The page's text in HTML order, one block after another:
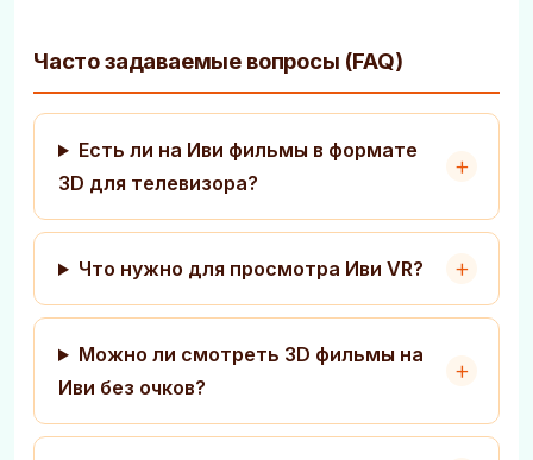
Часто задаваемые вопросы (FAQ)
Есть ли на Иви фильмы в формате
3D для телевизора?
Что нужно для просмотра Иви VR?
Можно ли смотреть 3D фильмы на
Иви без очков?